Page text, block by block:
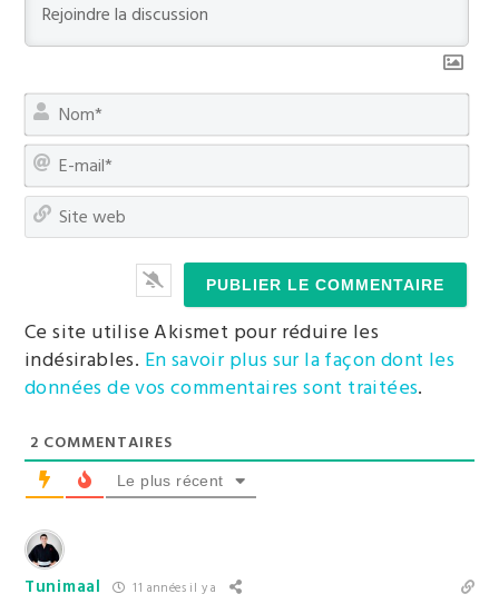
Ranong
Kawthaung : escapade express en
Birmanie depuis Ranong
Visite de Kawthaung, ville birmane frontalière
accessible depuis Ranong (côté Thaïlande) :
traversée, impressions et retour d’expérience sur
une escapade peu commune.
Ce site utilise Akismet pour réduire les
indésirables. En savoir plus sur la façon dont les
données de vos commentaires sont traitées.
2 COMMENTAIRES
Le plus récent
Tunimaal 11 années il y a